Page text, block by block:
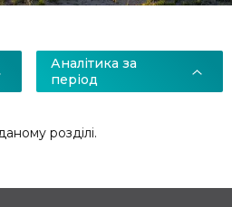
Аналітика за
період
2026
розділі.